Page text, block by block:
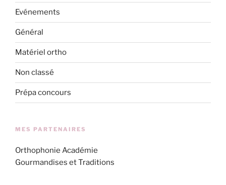
Evénements
Général
Matériel ortho
Non classé
Prépa concours
MES PARTENAIRES
Orthophonie Académie
Gourmandises et Traditions